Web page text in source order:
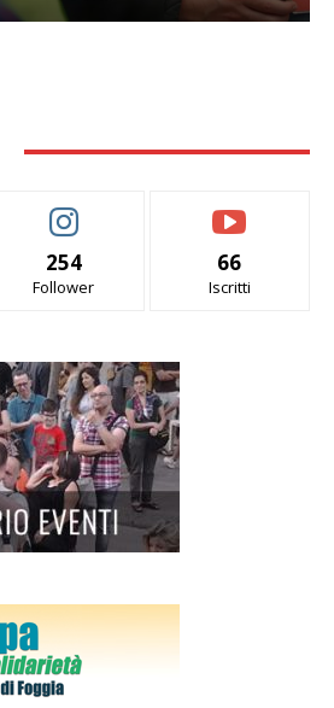
254
Follower
66
Iscritti